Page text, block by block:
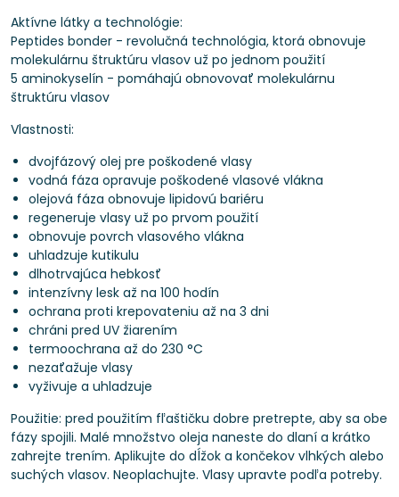
Aktívne látky a technológie:
Peptides bonder - revolučná technológia, ktorá obnovuje
molekulárnu štruktúru vlasov už po jednom použití
5 aminokyselín - pomáhajú obnovovať molekulárnu
štruktúru vlasov
Vlastnosti:
dvojfázový olej pre poškodené vlasy
vodná fáza opravuje poškodené vlasové vlákna
olejová fáza obnovuje lipidovú bariéru
regeneruje vlasy už po prvom použití
obnovuje povrch vlasového vlákna
uhladzuje kutikulu
dlhotrvajúca hebkosť
intenzívny lesk až na 100 hodín
ochrana proti krepovateniu až na 3 dni
chráni pred UV žiarením
termoochrana až do 230 °C
nezaťažuje vlasy
vyživuje a uhladzuje
Použitie: pred použitím fľaštičku dobre pretrepte, aby sa obe
fázy spojili. Malé množstvo oleja naneste do dlaní a krátko
zahrejte trením. Aplikujte do dĺžok a končekov vlhkých alebo
suchých vlasov. Neoplachujte. Vlasy upravte podľa potreby.